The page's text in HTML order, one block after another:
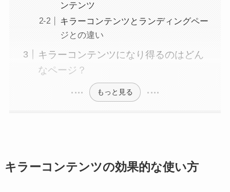
ンテンツ
キラーコンテンツとランディングペー
ジとの違い
キラーコンテンツになり得るのはどん
なページ？
もっと見る
キラーコンテンツの効果的な使い方